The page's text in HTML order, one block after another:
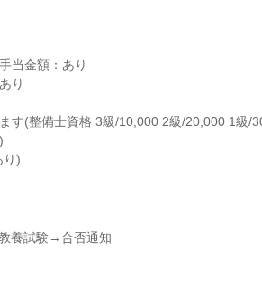
当金額：あり
り
す(整備士資格 3級/10,000 2級/20,000 1級/
り)
養試験→合否通知